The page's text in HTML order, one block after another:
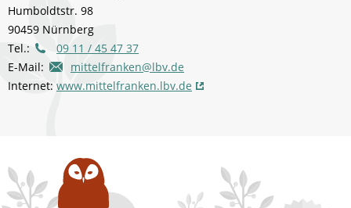
Humboldtstr. 98
90459 Nürnberg
Tel.:
09 11 / 45 47 37
E-Mail:
mittelfranken@lbv.de
Internet: www.mittelfranken.lbv.de